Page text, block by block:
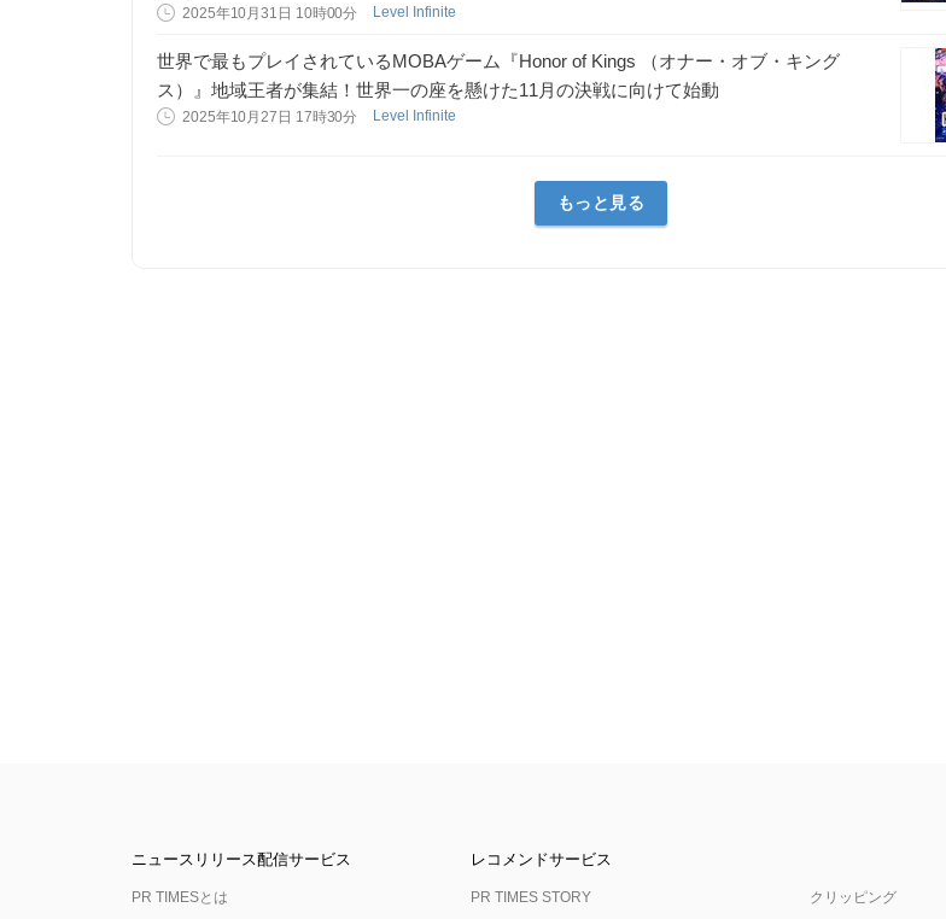
2025年10月31日 10時00分 Level Infinite
世界で最もプレイされているMOBAゲーム『Honor of Kings （オナー・オブ・キング
ス）』地域王者が集結！世界一の座を懸けた11月の決戦に向けて始動
2025年10月27日 17時30分 Level Infinite
もっと見る
ニュースリリース配信サービス
PR TIMESとは
レコメンドサービス
PR TIMES STORY クリッピング